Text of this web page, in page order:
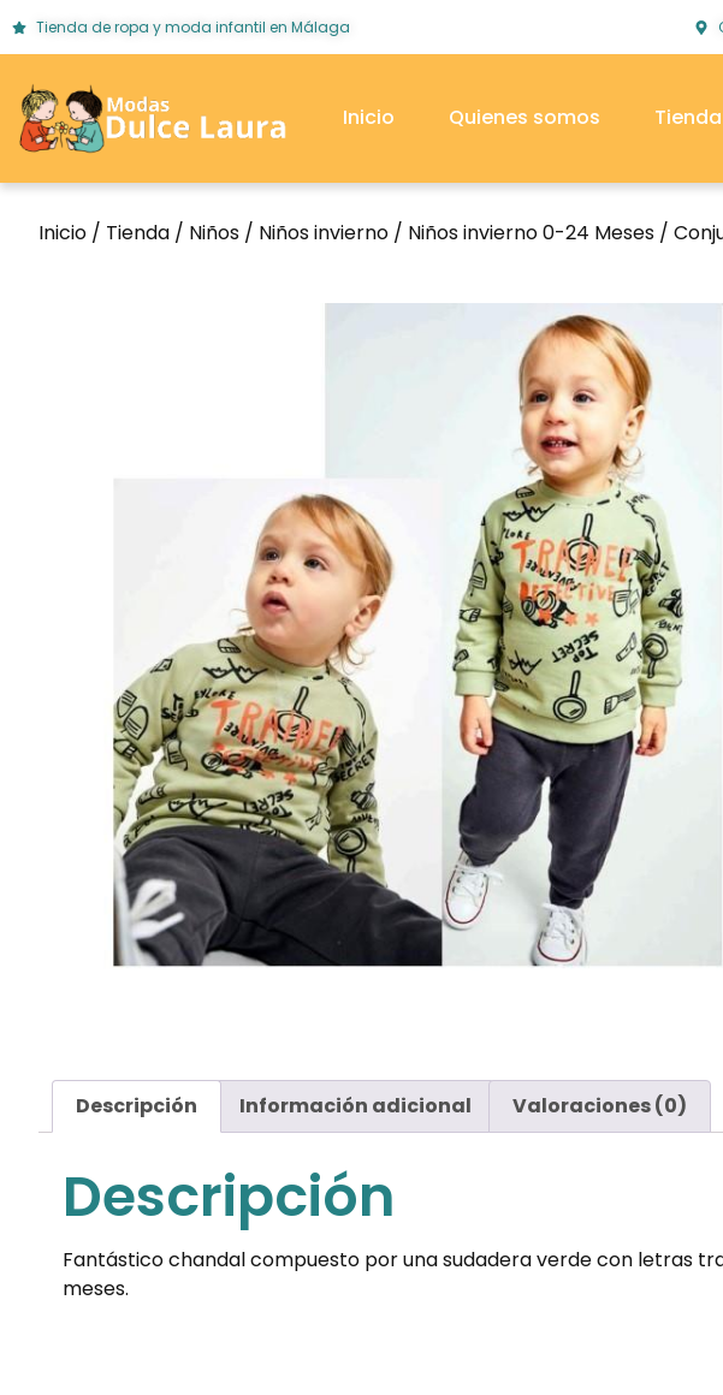
Tienda de ropa y moda infantil en Málaga
Inicio Quienes somos
Inicio / Tienda / Niños / Niños invierno / Niños invierno 0-24 Meses /
Descripción Información adicional Valoraciones (0)
Descripción
Fantástico chandal compuesto por una sudadera verde con letras
meses.